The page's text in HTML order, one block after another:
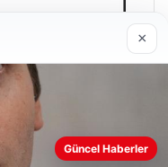
×
Güncel Haberler